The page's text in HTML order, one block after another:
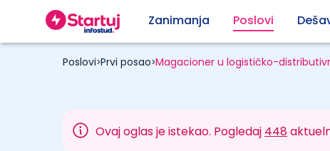
Zanimanja Poslovi
Poslovi>Prvi posao>Magacioner u logističko-
Ovaj oglas je istekao. Pogledaj 448